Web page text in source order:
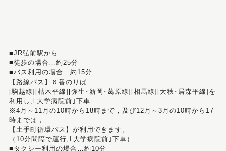
■JR弘前駅から
■徒歩の場合…約25分
■バス利用の場合…約15分
【路線バス】６番のりば
[駒越線][枯木平線][弥生･新岡･葛原線][相馬線][大秋･居森平線]を
利用し,｢大学病院前｣下車
※4月～11月の10時から18時まで，及び12月～3月の10時から17
時までは，
【土手町循環バス】が利用できます。
（10分間隔で運行,｢大学病院前｣下車）
■タクシー利用の場合…約10分